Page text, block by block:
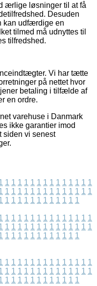
ærlige løsninger til at få
Desuden
kan udfærdige en
tilmed må udnyttes til
tilfredshed.
Vi har tætte
på nettet hvor
betaling i tilfælde af
en ordre.
varehuse i Danmark
ikke garantier imod
siden vi senest
1 1 1 1 1 1 1 1 1 1 1 1 1 1
1 1 1 1 1 1 1 1 1 1 1 1 1 1
1 1 1 1 1 1 1 1 1 1 1 1
1 1 1 1 1 1 1 1 1 1 1 1 1 1
1 1 1 1 1 1 1 1 1 1 1 1 1 1
1 1 1 1 1 1 1 1 1 1 1 1
1 1 1 1 1 1 1 1 1 1 1 1 1 1
1 1 1 1 1 1 1 1 1 1 1 1 1 1
1 1 1 1 1 1 1 1 1 1 1 1